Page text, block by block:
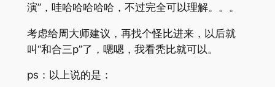
演”，哇哈哈哈哈哈，不过完全可以理解。。。
考虑给周大师建议，再找个怪比进来，以后就
叫“和合三p”了，嗯嗯，我看秃比就可以。
ps：以上说的是：